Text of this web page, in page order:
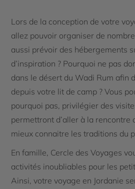
Lors de la conception de votre
allez pouvoir organiser de
aussi prévoir des hébergements
d’inspiration ? Pourquoi ne pas
dans le désert du Wadi Rum afin
depuis votre lit de camp ? Vous
pourquoi pas, privilégier des
permettront d’aller à la rencontre
mieux connaitre les traditions du
En famille, Cercle des Voyages
activités inoubliables pour les
Ainsi, votre voyage en Jordanie